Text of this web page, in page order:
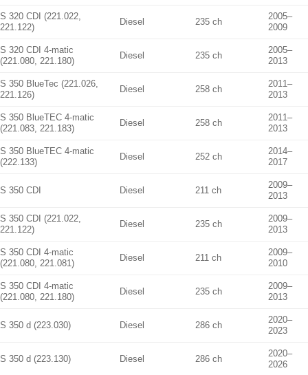
S 320 CDI (221.022,
221.122)
Diesel 235 ch
2005–
2009
S 320 CDI 4-matic
(221.080, 221.180)
Diesel 235 ch
2005–
2013
S 350 BlueTec (221.026,
221.126)
Diesel 258 ch
2011–
2013
S 350 BlueTEC 4-matic
(221.083, 221.183)
Diesel 258 ch
2011–
2013
S 350 BlueTEC 4-matic
(222.133)
Diesel 252 ch
2014–
2017
S 350 CDI Diesel 211 ch
2009–
2013
S 350 CDI (221.022,
221.122)
Diesel 235 ch
2009–
2013
S 350 CDI 4-matic
(221.080, 221.081)
Diesel 211 ch
2009–
2010
S 350 CDI 4-matic
(221.080, 221.180)
Diesel 235 ch
2009–
2013
S 350 d (223.030) Diesel 286 ch
2020–
2023
S 350 d (223.130) Diesel 286 ch
2020–
2026